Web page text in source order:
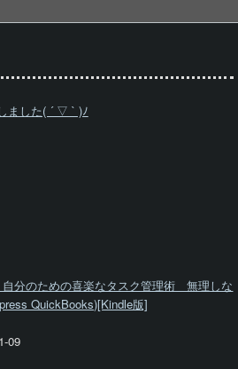
ました( ´ ▽ ` )ﾉ
自分のための喜楽なタスク管理術 無理しな
QuickBooks)[Kindle版]
09